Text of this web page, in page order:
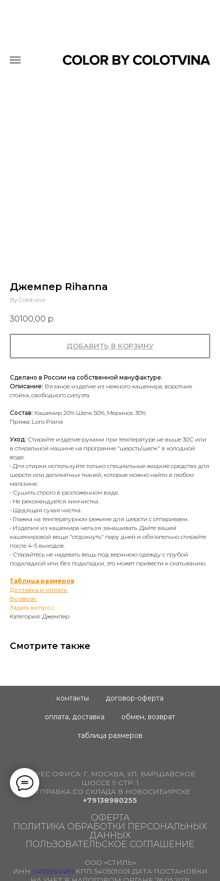
Джемпер Rihanna
By Colotvina
30100,00 р.
ДОБАВИТЬ В КОРЗИНУ
Сделано в России на собственной мануфактуре.
Описание: Вязаное изделие из нежного кашемира, воротник
стойка, свободного силуэта.
Состав: Кашемир 20% Шелк 50%, Меринос 30%
Пряжа: Loro Piana
Уход: Стирайте изделие руками при температуре не выше 30С или
в стиральной машине на программе "шерсть/шелк" в холодной
воде.
• Для стирки используйте только специальные жидкие средства для
шерсти или деликатных тканей, которые можно найти в любом
магазине.
• Сушить строго в разложенном виде.
• Не рекомендуется химчистка.
• Щедящая сухая чистка.
• Глажка на температурном режиме для шерсти с отпариваем.
• Изделия из кашемира нельзя занашивать. Дайте вашей
кашемировой вещи "отдохнуть" пару дней и обязательно стирайте
после 4-5 выходов.
• Старайтесь не надевать вещь под верхнюю одежду с грубой
подкладкой или без подкладки, это может привести к скатыванию.
Таблица размеров.
Доставка и оплата.
Возврат.
Задать вопрос.
Категория: Джемпер
Смотрите также
контакты договор-оферта
оплата, доставка обмен, возврат
таблица размеров
АДРЕС ОФИСА: Г. МОСКВА, УЛ. ВАРШАВСКОЕ
ШОССЕ 9 СТР. 1
ОТПРАВКА СО СКЛАДА В НОВОСИБИРСКЕ
+79138980255
ОФЕРТА
ПОЛИТИКА ОБРАБОТКИ ПЕРСОНАЛЬНЫХ
ДАННЫХ
ПОЛЬЗОВАТЕЛЬСКОЕ СОГЛАШЕНИЕ
ООО «СТИЛЬ»
ИНН 5405064481 КПП 540501001 ДАТА ПОСТАНОВКИ